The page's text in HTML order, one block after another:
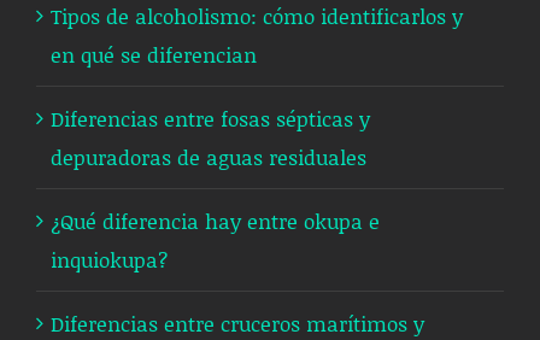
Tipos de alcoholismo: cómo identificarlos y
en qué se diferencian
Diferencias entre fosas sépticas y
depuradoras de aguas residuales
¿Qué diferencia hay entre okupa e
inquiokupa​?
Diferencias entre cruceros marítimos y